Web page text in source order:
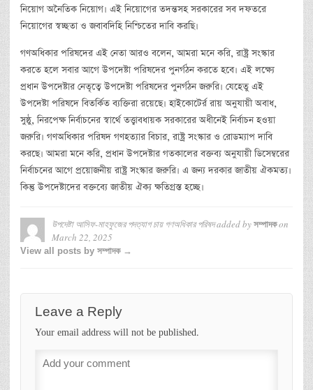
নিয়োগ অনৈতিক নিয়োগ। এই নিয়োগের তদন্তসহ সরকারের সব দফতরে
নিয়োগের স্বচ্ছতা ও জবাবদিহি নিশ্চিতের দাবি করছি।
গণঅধিকার পরিষদের এই নেতা আরও বলেন, আমরা মনে করি, রাষ্ট্র সংস্কার
করতে হলে সবার আগে উপদেষ্টা পরিষদের পুনর্গঠন করতে হবে। এই লক্ষ্যে
প্রধান উপদেষ্টার নেতৃত্বে উপদেষ্টা পরিষদের পুনর্গঠন জরুরি। যেহেতু এই
উপদেষ্টা পরিষদে বিতর্কিত ব্যক্তিরা রয়েছে। হাইকোটের্র রায় অনুযায়ী অবাধ,
সুষ্ঠু, নিরপেক্ষ নির্বাচনের স্বার্থে তত্ত্বাবধায়ক সরকারের অধীনেই নির্বাচন হওয়া
জরুরি। গণঅধিকার পরিষদ গণহত্যার বিচার, রাষ্ট্র সংস্কার ও রোডম্যাপ দাবি
করছে। আমরা মনে করি, প্রধান উপদেষ্টার গতকালের বক্তব্য অনুযায়ী ডিসেম্বরের
নির্বাচনের আগে প্রয়োজনীয় রাষ্ট্র সংস্কার জরুরি। এ জন্য দরকার জাতীয় ঐকমত্য।
কিন্তু উপদেষ্টাদের বক্তব্যে জাতীয় ঐক্য ক্ষতিগ্রস্ত হচ্ছে।
উপদেষ্টা আসিফ-মাহফুজের পদত্যাগ চায় গণঅধিকার পরিষদadded by সম্পাদকon
March 22, 2025
View all posts by সম্পাদক →
Leave a Reply
Your email address will not be published.